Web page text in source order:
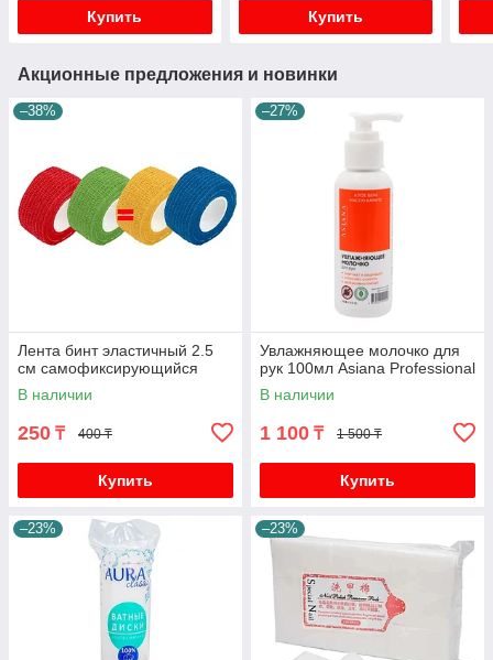
Купить Купить
Акционные предложения и новинки
–38%
Лента бинт эластичный 2.5
см самофиксирующийся
В наличии
250 ₸ 400 ₸
Купить
–27%
Увлажняющее молочко для
рук 100мл Asiana Professional
В наличии
1 100 ₸ 1 500 ₸
Купить
–23% –23%